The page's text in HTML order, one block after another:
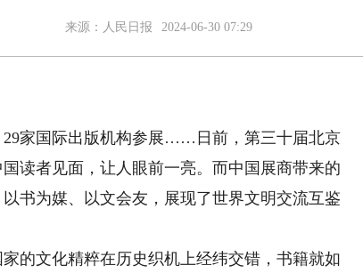
来源： 人民日报 2024-06-30 07:29
家国际出版机构参展……日前，第三十届北京
读者见面，让人眼前一亮。而中国展商带来的
书为媒、以文会友，展现了世界文明交流互鉴
文化精粹在历史织机上经纬交错，书籍就如